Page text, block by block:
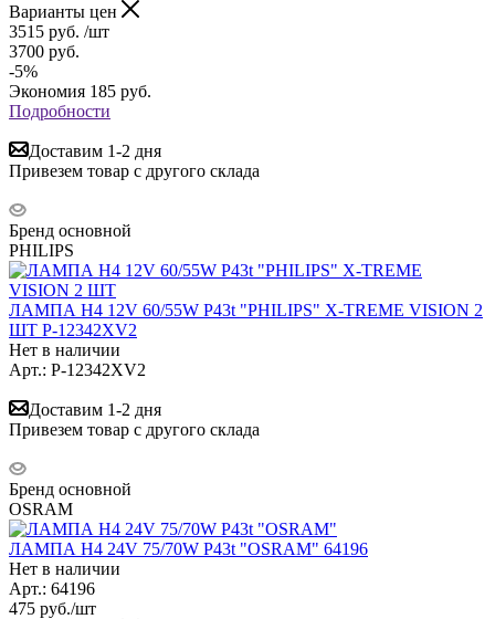
Варианты цен
3515 руб. /шт
3700 руб.
-5%
Экономия 185 руб.
Подробности
Доставим 1-2 дня
Привезем товар с другого склада
Бренд основной
PHILIPS
ЛАМПА H4 12V 60/55W P43t "PHILIPS" X-TREME VISION 2
ШТ P-12342XV2
Нет в наличии
Арт.: P-12342XV2
Доставим 1-2 дня
Привезем товар с другого склада
Бренд основной
OSRAM
ЛАМПА H4 24V 75/70W Р43t "OSRAM" 64196
Нет в наличии
Арт.: 64196
475 руб./шт